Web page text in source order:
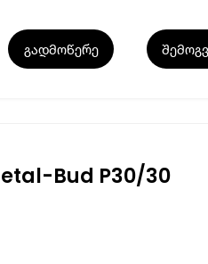
გადმოწერე
Bud P30/30